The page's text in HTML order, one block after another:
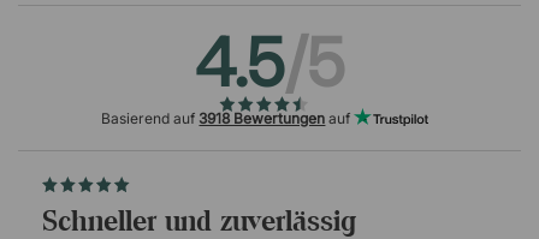
4.5/5
Basierend auf 3918 Bewertungen auf
schneller und zuverlässig